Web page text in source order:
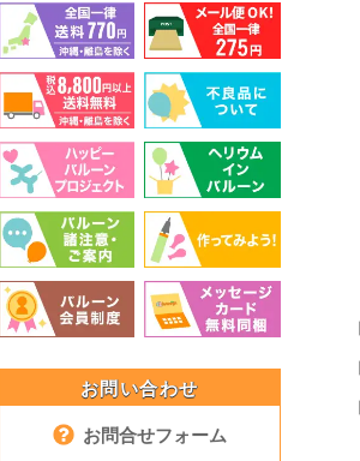
お問い合わせ
お問合せフォーム